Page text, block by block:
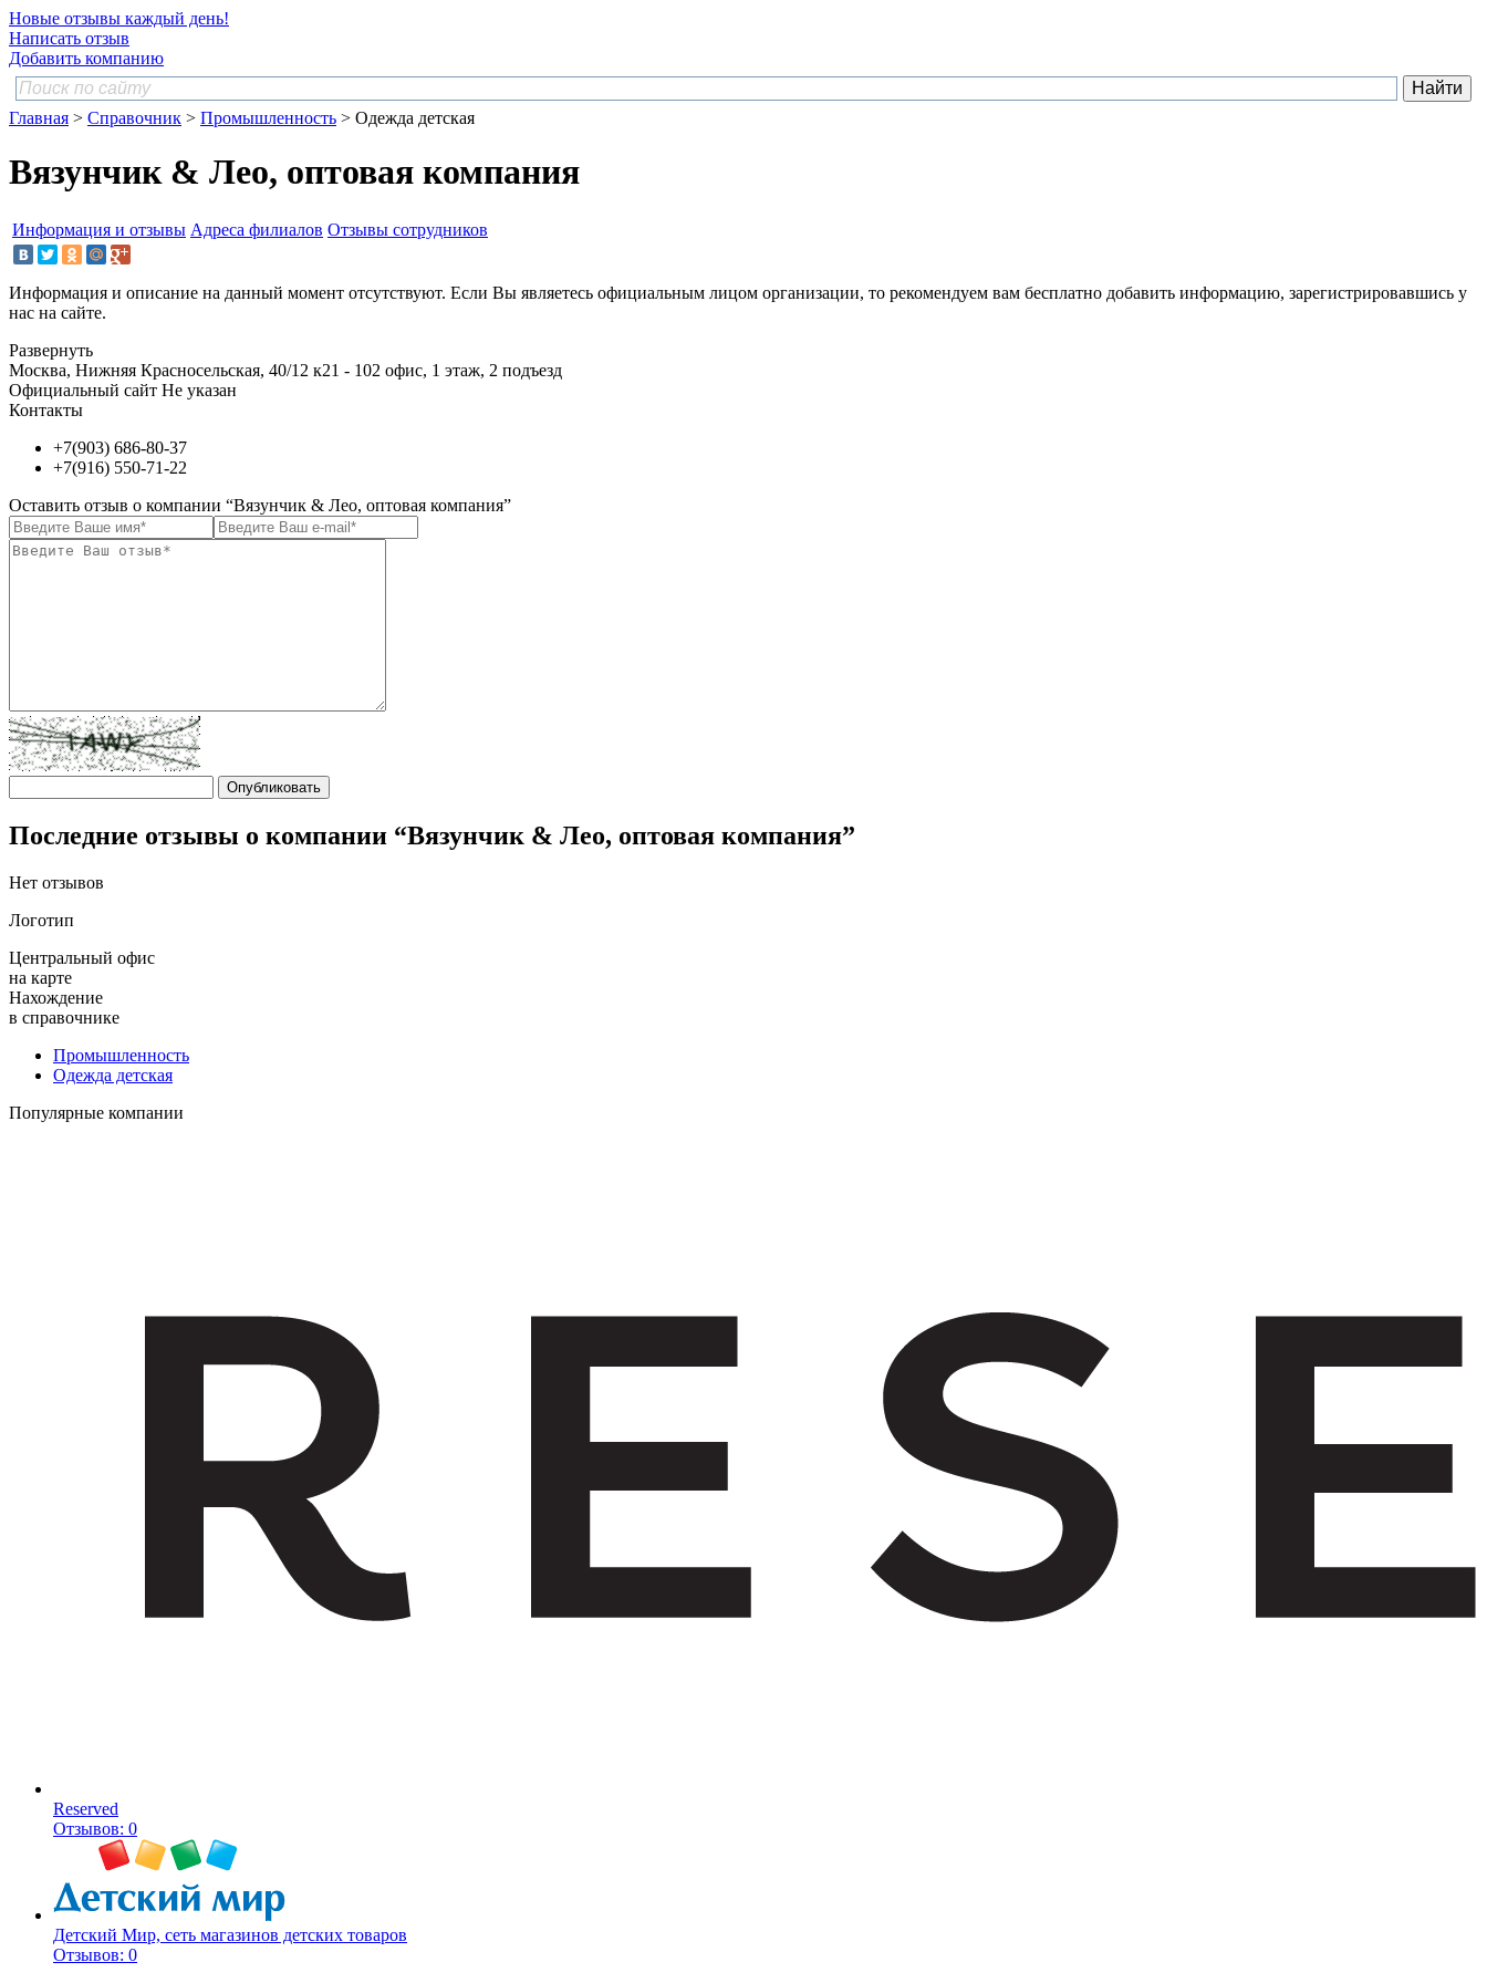
Новые отзывы каждый день!
Написать отзыв
Добавить компанию
Главная > Справочник > Промышленность > Одежда детская
Вязунчик & Лео, оптовая компания
Информация и отзывы Адреса филиалов Отзывы сотрудников
Информация и описание на данный момент отсутствуют. Если Вы являетесь официальным лицом организации, то рекомендуем вам бесплатно добавить информацию, зарегистрировавшись у
нас на сайте.
Развернуть
Москва, Нижняя Красносельская, 40/12 к21 - 102 офис, 1 этаж, 2 подъезд
Официальный сайт Не указан
Контакты
+7(903) 686-80-37
+7(916) 550-71-22
Оставить отзыв о компании “Вязунчик & Лео, оптовая компания”
Последние отзывы о компании “Вязунчик & Лео, оптовая компания”
Нет отзывов
Логотип
Центральный офис
на карте
Нахождение
в справочнике
Промышленность
Одежда детская
Популярные компании
Reserved
Отзывов: 0
Детский Мир, сеть магазинов детских товаров
Отзывов: 0